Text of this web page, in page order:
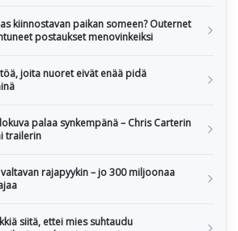
kiinnostavan paikan someen? Outernet
postaukset menovinkeiksi
joita nuoret eivät enää pidä
palaa synkempänä – Chris Carterin
trailerin
rajapyykin – jo 300 miljoonaa
siitä, ettei mies suhtaudu